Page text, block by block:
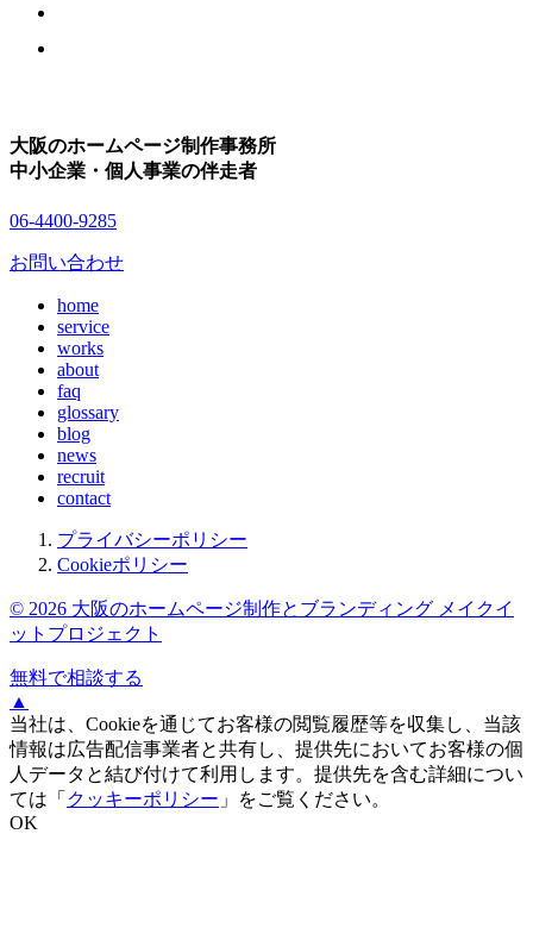
大阪のホームページ制作事務所
中小企業・個人事業の伴走者
06-4400-9285
お問い合わせ
home
service
works
about
faq
glossary
blog
news
recruit
contact
プライバシーポリシー
Cookieポリシー
© 2026 大阪のホームページ制作とブランディング メイクイ
ットプロジェクト
無料で相談する
▲
当社は、Cookieを通じてお客様の閲覧履歴等を収集し、当該
情報は広告配信事業者と共有し、提供先においてお客様の個
人データと結び付けて利用します。提供先を含む詳細につい
ては「 クッキーポリシー 」をご覧ください。
OK